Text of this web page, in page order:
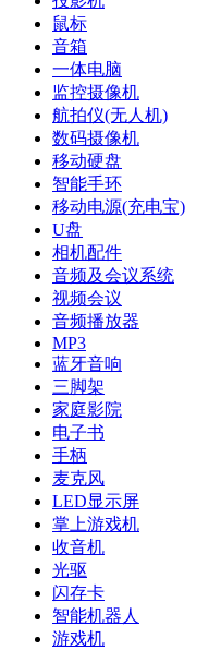
鼠标
音箱
一体电脑
监控摄像机
航拍仪(无人机)
数码摄像机
移动硬盘
智能手环
移动电源(充电宝)
U盘
相机配件
音频及会议系统
视频会议
音频播放器
MP3
蓝牙音响
三脚架
家庭影院
电子书
手柄
麦克风
LED显示屏
掌上游戏机
收音机
光驱
闪存卡
智能机器人
游戏机